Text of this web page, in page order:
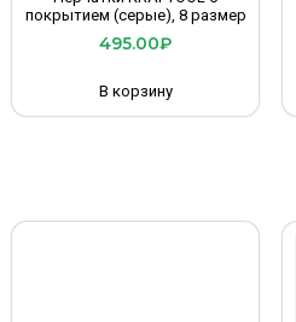
покрытием (серые), 8 размер
495.00₽
В корзину